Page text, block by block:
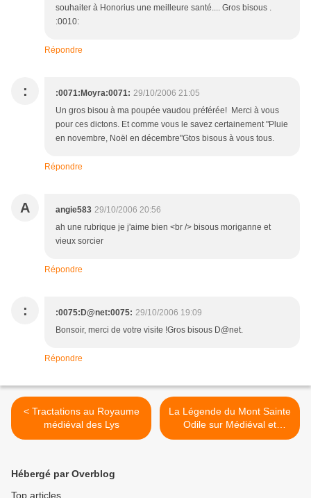
souhaiter à Honorius une meilleure santé.... Gros bisous .
:0010:
Répondre
: :0071:Moyra:0071: 29/10/2006 21:05
Un gros bisou à ma poupée vaudou préférée! Merci à vous
pour ces dictons. Et comme vous le savez certainement "Pluie
en novembre, Noël en décembre"Gtos bisous à vous tous.
Répondre
A angie583 29/10/2006 20:56
ah une rubrique je j'aime bien <br /> bisous moriganne et
vieux sorcier
Répondre
: :0075:D@net:0075: 29/10/2006 19:09
Bonsoir, merci de votre visite !Gros bisous D@net.
Répondre
< Tractations au Royaume
médiéval des Lys
La Légende du Mont Sainte
Odile sur Médiéval et
Moyen-Age >
Hébergé par Overblog
Top articles